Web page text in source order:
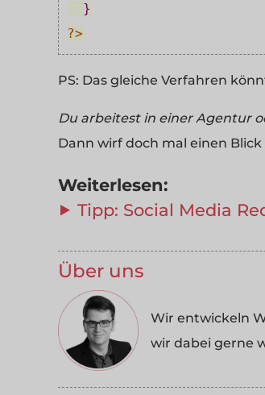
}
?>
PS: Das gleiche Verfahren
Du arbeitest in einer Agentur
Dann wirf doch mal einen
Weiterlesen:
⯈ Tipp: Social Media
Über uns
Wir entwickeln
wir dabei gerne